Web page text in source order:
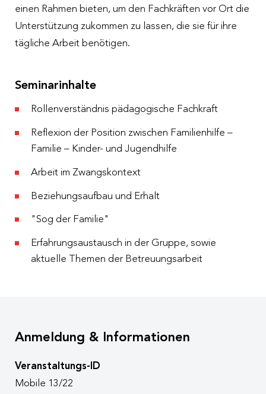
einen Rahmen bieten, um den Fachkräften vor Ort die
Unterstützung zukommen zu lassen, die sie für ihre
tägliche Arbeit benötigen.
Seminarinhalte
Rollenverständnis pädagogische Fachkraft
Reflexion der Position zwischen Familienhilfe –
Familie – Kinder- und Jugendhilfe
Arbeit im Zwangskontext
Beziehungsaufbau und Erhalt
"Sog der Familie"
Erfahrungsaustausch in der Gruppe, sowie
aktuelle Themen der Betreuungsarbeit
Anmeldung & Informationen
Veranstaltungs-ID
Mobile 13/22